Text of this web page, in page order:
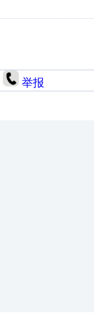
举报